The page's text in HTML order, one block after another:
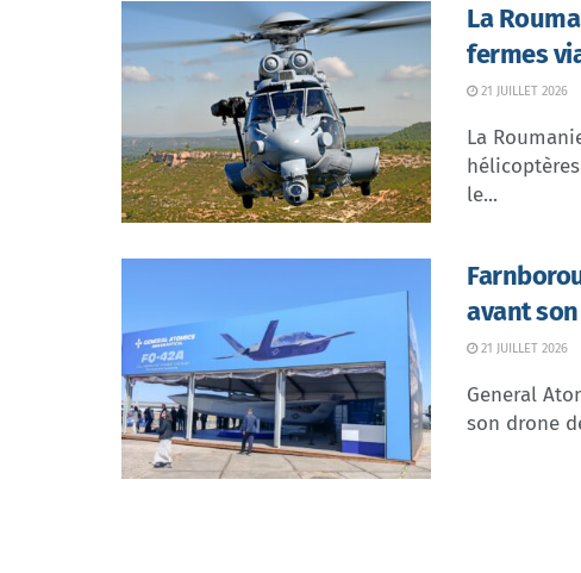
La
fermes
21 JUILLET 2026
La
le...
avant
21 JUILLET 2026
General
son drone